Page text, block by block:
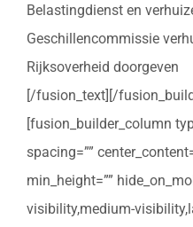
Belastingdienst en
Geschillencommissie
Rijksoverheid doorgeven
[/fusion_text][/
[fusion_builder_column
spacing=””
min_height=””
visibility,medium-